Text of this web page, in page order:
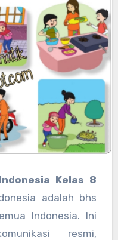
adalah bhs
Indonesia. Ini
resmi,